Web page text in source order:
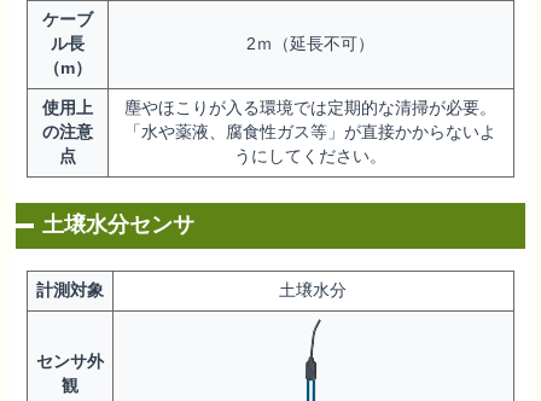
ケーブ
ル長
（m）
2ｍ（延長不可）
使用上
の注意
点
塵やほこりが入る環境では定期的な清掃が必要。
「水や薬液、腐食性ガス等」が直接かからないよ
うにしてください。
土壌水分センサ
計測対象 土壌水分
センサ外
観